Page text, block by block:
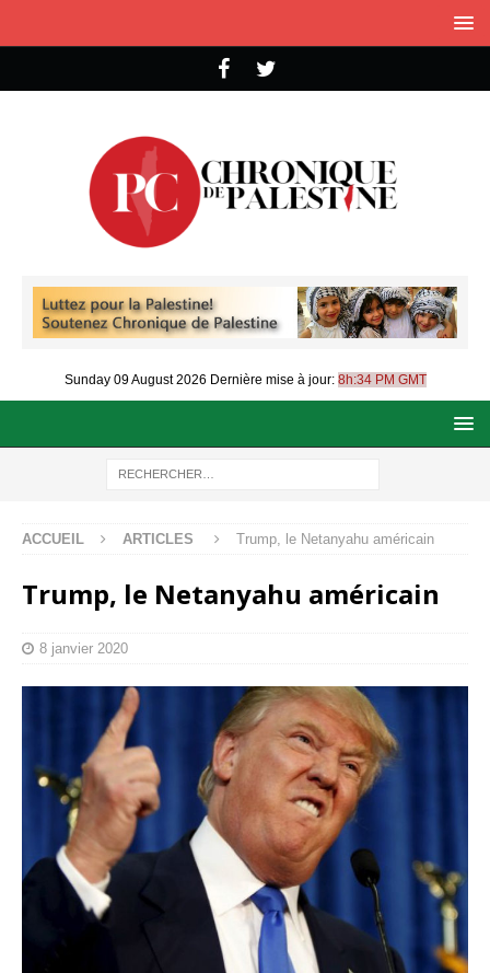
Sunday 09 August 2026 Dernière mise à jour: 8h:34 PM GMT
ACCUEIL ARTICLES Trump, le Netanyahu américain
Trump, le Netanyahu américain
8 janvier 2020